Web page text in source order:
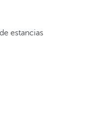
estancias